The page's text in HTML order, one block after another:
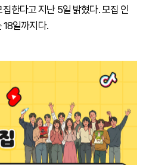
한다고 지난 5일 밝혔다. 모집 인
18일까지다.